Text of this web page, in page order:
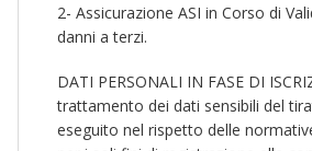
2- Assicurazione ASI in Corso di
danni a terzi.
DATI PERSONALI IN FASE DI
trattamento dei dati sensibili del
eseguito nel rispetto delle